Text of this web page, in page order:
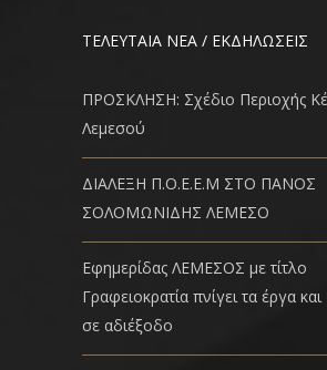
ΤΕΛΕΥΤΑΙΑ ΝΕΑ / ΕΚΔΗΛΩΣΕΙΣ
ΠΡΟΣΚΛΗΣΗ: Σχέδιο Περιοχής
Λεμεσού
ΔΙΑΛΕΞΗ Π.Ο.Ε.Ε.Μ ΣΤΟ ΠΑΝΟΣ
ΣΟΛΟΜΩΝΙΔΗΣ ΛΕΜΕΣΟ
Εφημερίδας ΛΕΜΕΣΟΣ με τίτλο
Γραφειοκρατία πνίγει τα έργα
σε αδιέξοδο